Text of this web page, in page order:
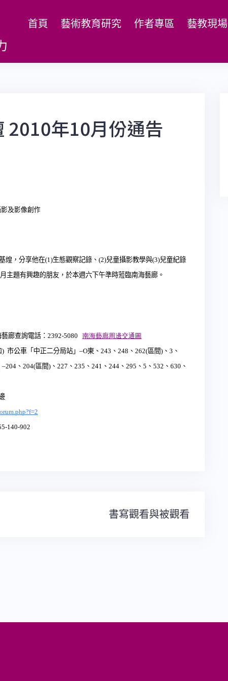
首頁 藝術教育研究 作者專區 藝教現場
2010年10月份通告
及影像創作
煌，分享他在(1)生態觀察記錄、 (2)兒童攝影教學與(3)兒童紀錄
主題有興趣的朋友，於本週六下午準時蒞臨南海藝廊。
廊查詢電話： 2392-5080
南海藝廊周邊交通圖
) 市公車「中正二分局站」 –O東、 243 、 248 、 262(區間) 、 3 、
–204 、 204(區間) 、 227 、 235 、 241 、 244 、 295 、 5 、 532 、 630 、
140-902
書寫觀看與被觀看